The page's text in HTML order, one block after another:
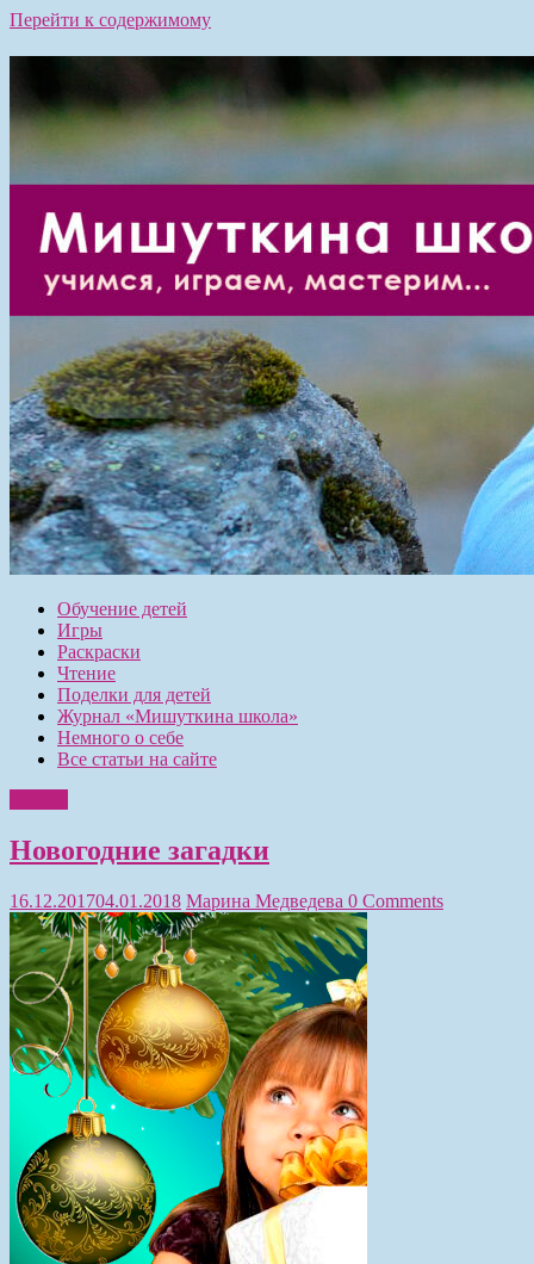
Перейти к содержимому
Обучение детей
Игры
Раскраски
Чтение
Поделки для детей
Журнал «Мишуткина школа»
Немного о себе
Все статьи на сайте
Новогодние загадки
16.12.201704.01.2018 Марина Медведева 0 Comments